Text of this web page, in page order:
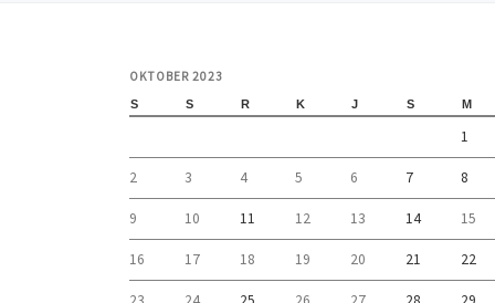
OKTOBER 2023
S S R K J S M
1
2 3 4 5 6 7 8
9 10 11 12 13 14 15
16 17 18 19 20 21 22